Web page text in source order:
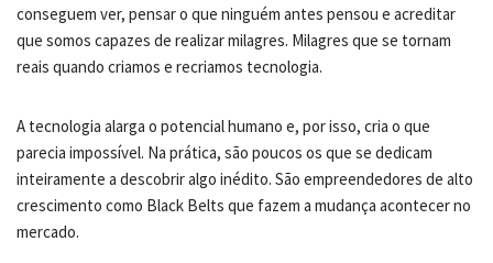
conseguem ver, pensar o que ninguém antes pensou e acreditar
que somos capazes de realizar milagres. Milagres que se tornam
reais quando criamos e recriamos tecnologia.
A tecnologia alarga o potencial humano e, por isso, cria o que
parecia impossível. Na prática, são poucos os que se dedicam
inteiramente a descobrir algo inédito. São empreendedores de alto
crescimento como Black Belts que fazem a mudança acontecer no
mercado.